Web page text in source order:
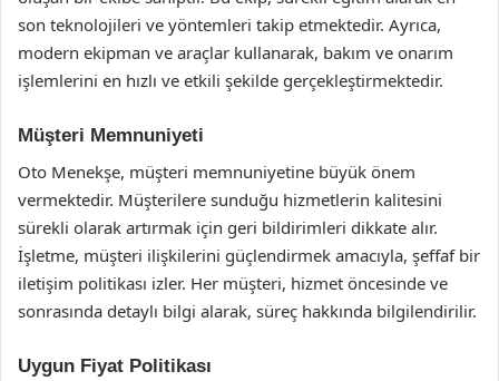
son teknolojileri ve yöntemleri takip etmektedir. Ayrıca,
modern ekipman ve araçlar kullanarak, bakım ve onarım
işlemlerini en hızlı ve etkili şekilde gerçekleştirmektedir.
Müşteri Memnuniyeti
Oto Menekşe, müşteri memnuniyetine büyük önem
vermektedir. Müşterilere sunduğu hizmetlerin kalitesini
sürekli olarak artırmak için geri bildirimleri dikkate alır.
İşletme, müşteri ilişkilerini güçlendirmek amacıyla, şeffaf bir
iletişim politikası izler. Her müşteri, hizmet öncesinde ve
sonrasında detaylı bilgi alarak, süreç hakkında bilgilendirilir.
Uygun Fiyat Politikası